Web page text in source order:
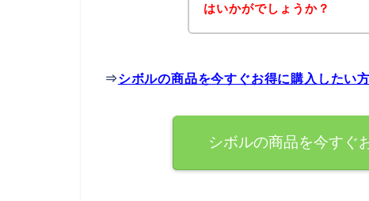
はいかがでしょうか？
⇒シボルの商品を今すぐお得に購入したい
シボルの商品を今すぐ